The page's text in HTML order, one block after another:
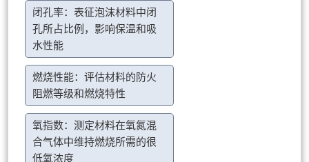
闭孔率：表征泡沫材料中闭
孔所占比例，影响保温和吸
水性能
燃烧性能：评估材料的防火
阻燃等级和燃烧特性
氧指数：测定材料在氧氮混
合气体中维持燃烧所需的很
低氧浓度